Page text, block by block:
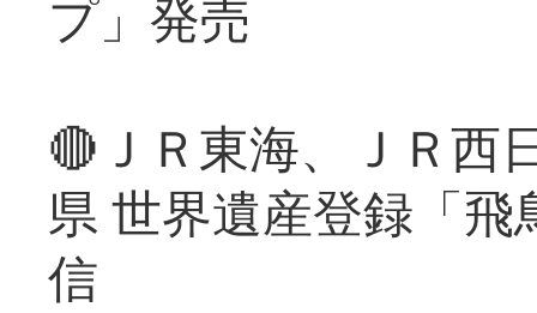
プ」発売
🔴ＪＲ東海、ＪＲ西
県 世界遺産登録「
信